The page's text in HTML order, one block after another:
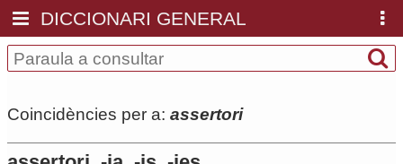
DICCIONARI GENERAL
Coincidències per a: assertori